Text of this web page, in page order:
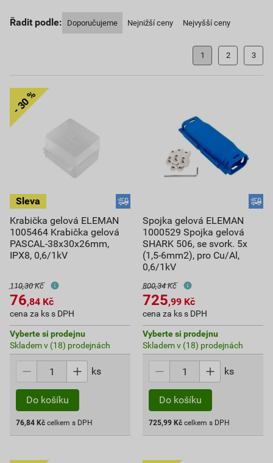
Řadit podle: Doporučujeme Nejnižší ceny Nejvyšší ceny
1 2 3
Krabička gelová ELEMAN
1005464 Krabička gelová
PASCAL-38x30x26mm,
IPX8, 0,6/1kV
110,30 Kč
76,84 Kč
cena za ks s DPH
Vyberte si prodejnu
Skladem v (18) prodejnách
ks
Do košíku
76,84 Kč celkem s DPH
Spojka gelová ELEMAN
1000529 Spojka gelová
SHARK 506, se svork. 5x
(1,5-6mm2), pro Cu/Al,
0,6/1kV
800,34 Kč
725,99 Kč
cena za ks s DPH
Vyberte si prodejnu
Skladem v (18) prodejnách
ks
Do košíku
725,99 Kč celkem s DPH